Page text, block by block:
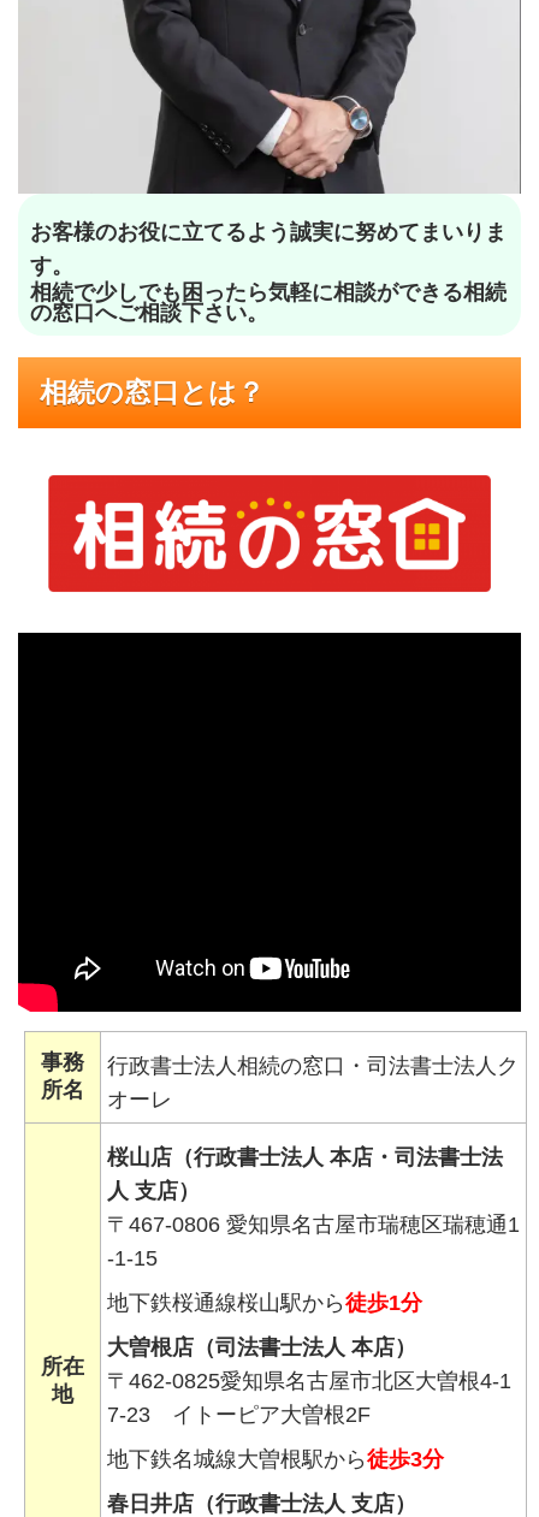
お客様のお役に立てるよう誠実に努めてまいりま
す。
相続で少しでも困ったら気軽に相談ができる相続
の窓口へご相談下さい。
相続の窓口とは？
事務
所名
行政書士法人相続の窓口・司法書士法人ク
オーレ
所在
地
桜山店（行政書士法人 本店・司法書士法
人 支店）
〒467-0806 愛知県名古屋市瑞穂区瑞穂通1
-1-15
地下鉄桜通線桜山駅から徒歩1分
大曽根店（司法書士法人 本店）
〒462-0825愛知県名古屋市北区大曽根4-1
7-23 イトーピア大曽根2F
地下鉄名城線大曽根駅から徒歩3分
春日井店（行政書士法人 支店）